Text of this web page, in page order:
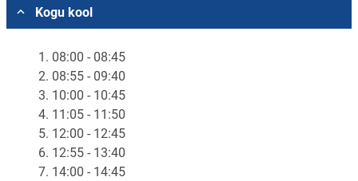
Kogu kool
1. 08:00 - 08:45
2. 08:55 - 09:40
3. 10:00 - 10:45
4. 11:05 - 11:50
5. 12:00 - 12:45
6. 12:55 - 13:40
7. 14:00 - 14:45